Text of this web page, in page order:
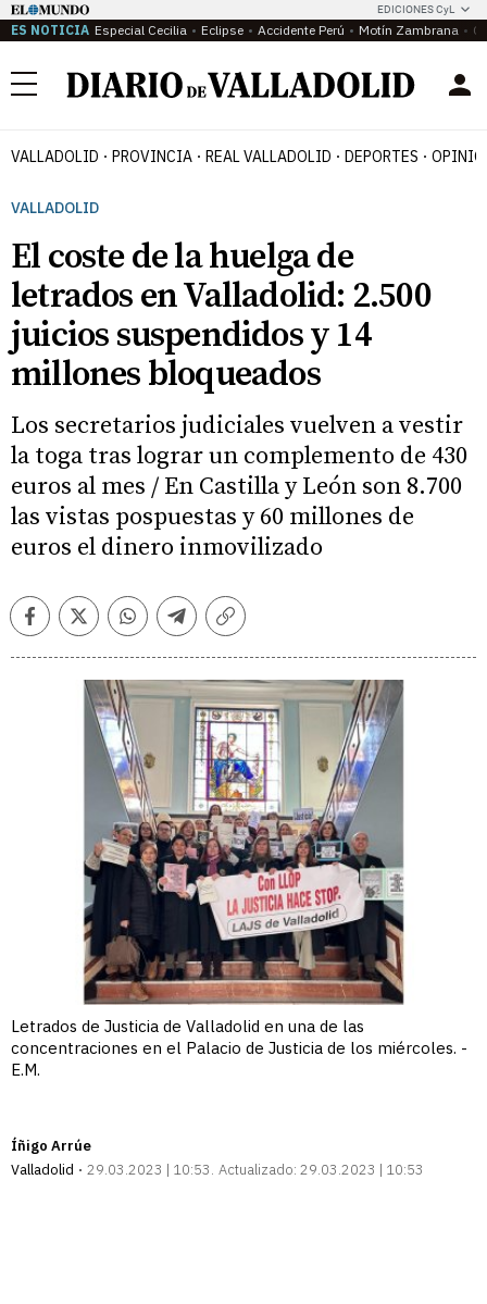
EDICIONES CyL
ES NOTICIA Especial Cecilia Eclipse Accidente Perú Motín Zambrana
Menú
VALLADOLID PROVINCIA REAL VALLADOLID DEPORTES
VALLADOLID
El coste de la huelga de
letrados en Valladolid: 2.500
juicios suspendidos y 14
millones bloqueados
Los secretarios judiciales vuelven a vestir
la toga tras lograr un complemento de 430
euros al mes / En Castilla y León son 8.700
las vistas pospuestas y 60 millones de
euros el dinero inmovilizado
FacebookTwitterWhatsappTelegramCopiar
Letrados de Justicia de Valladolid en una de las
concentraciones en el Palacio de Justicia de los miércoles. -
E.M.
Íñigo Arrúe
Valladolid
29.03.2023 | 10:53 Actualizado: 29.03.2023 | 10:53